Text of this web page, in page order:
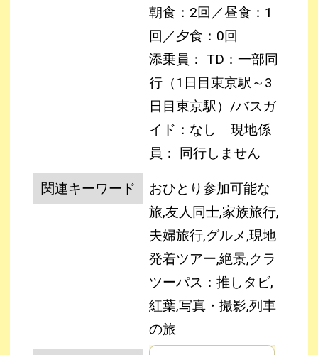
朝食：2回／昼食：1
回／夕食：0回
添乗員： TD：一部同
行（1日目東京駅～3
日目東京駅）/バスガ
イド：なし
現地係
員： 同行しません
関連キーワード
おひとり参加可能な
旅,友人同士,家族旅行,
夫婦旅行,グルメ,現地
発着ツアー,絶景,クラ
ツーパス：推しタビ,
紅葉,写真・撮影,列車
の旅